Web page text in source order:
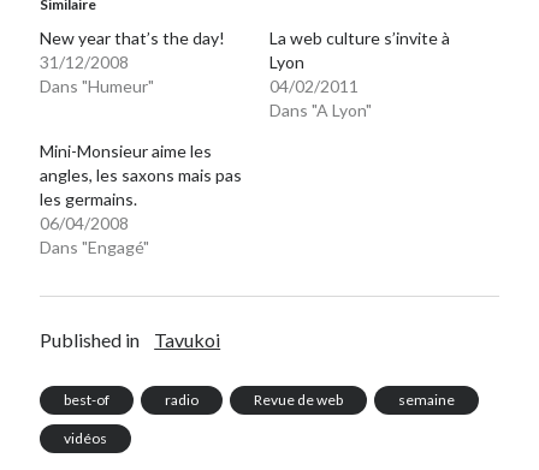
Similaire
New year that’s the day!
31/12/2008
Dans "Humeur"
La web culture s’invite à
Lyon
04/02/2011
Dans "A Lyon"
Mini-Monsieur aime les
angles, les saxons mais pas
les germains.
06/04/2008
Dans "Engagé"
Published in Tavukoi
best-of radio Revue de web semaine
vidéos